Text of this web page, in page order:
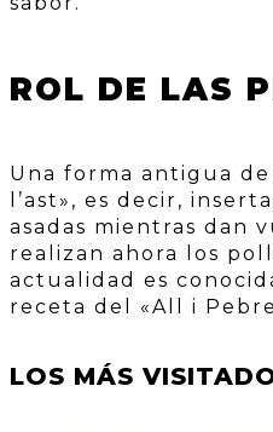
ROL DE LAS
Una forma antigua
l’ast», es decir,
asadas mientras dan
realizan ahora los
actualidad es
receta del «All i
LOS MÁS